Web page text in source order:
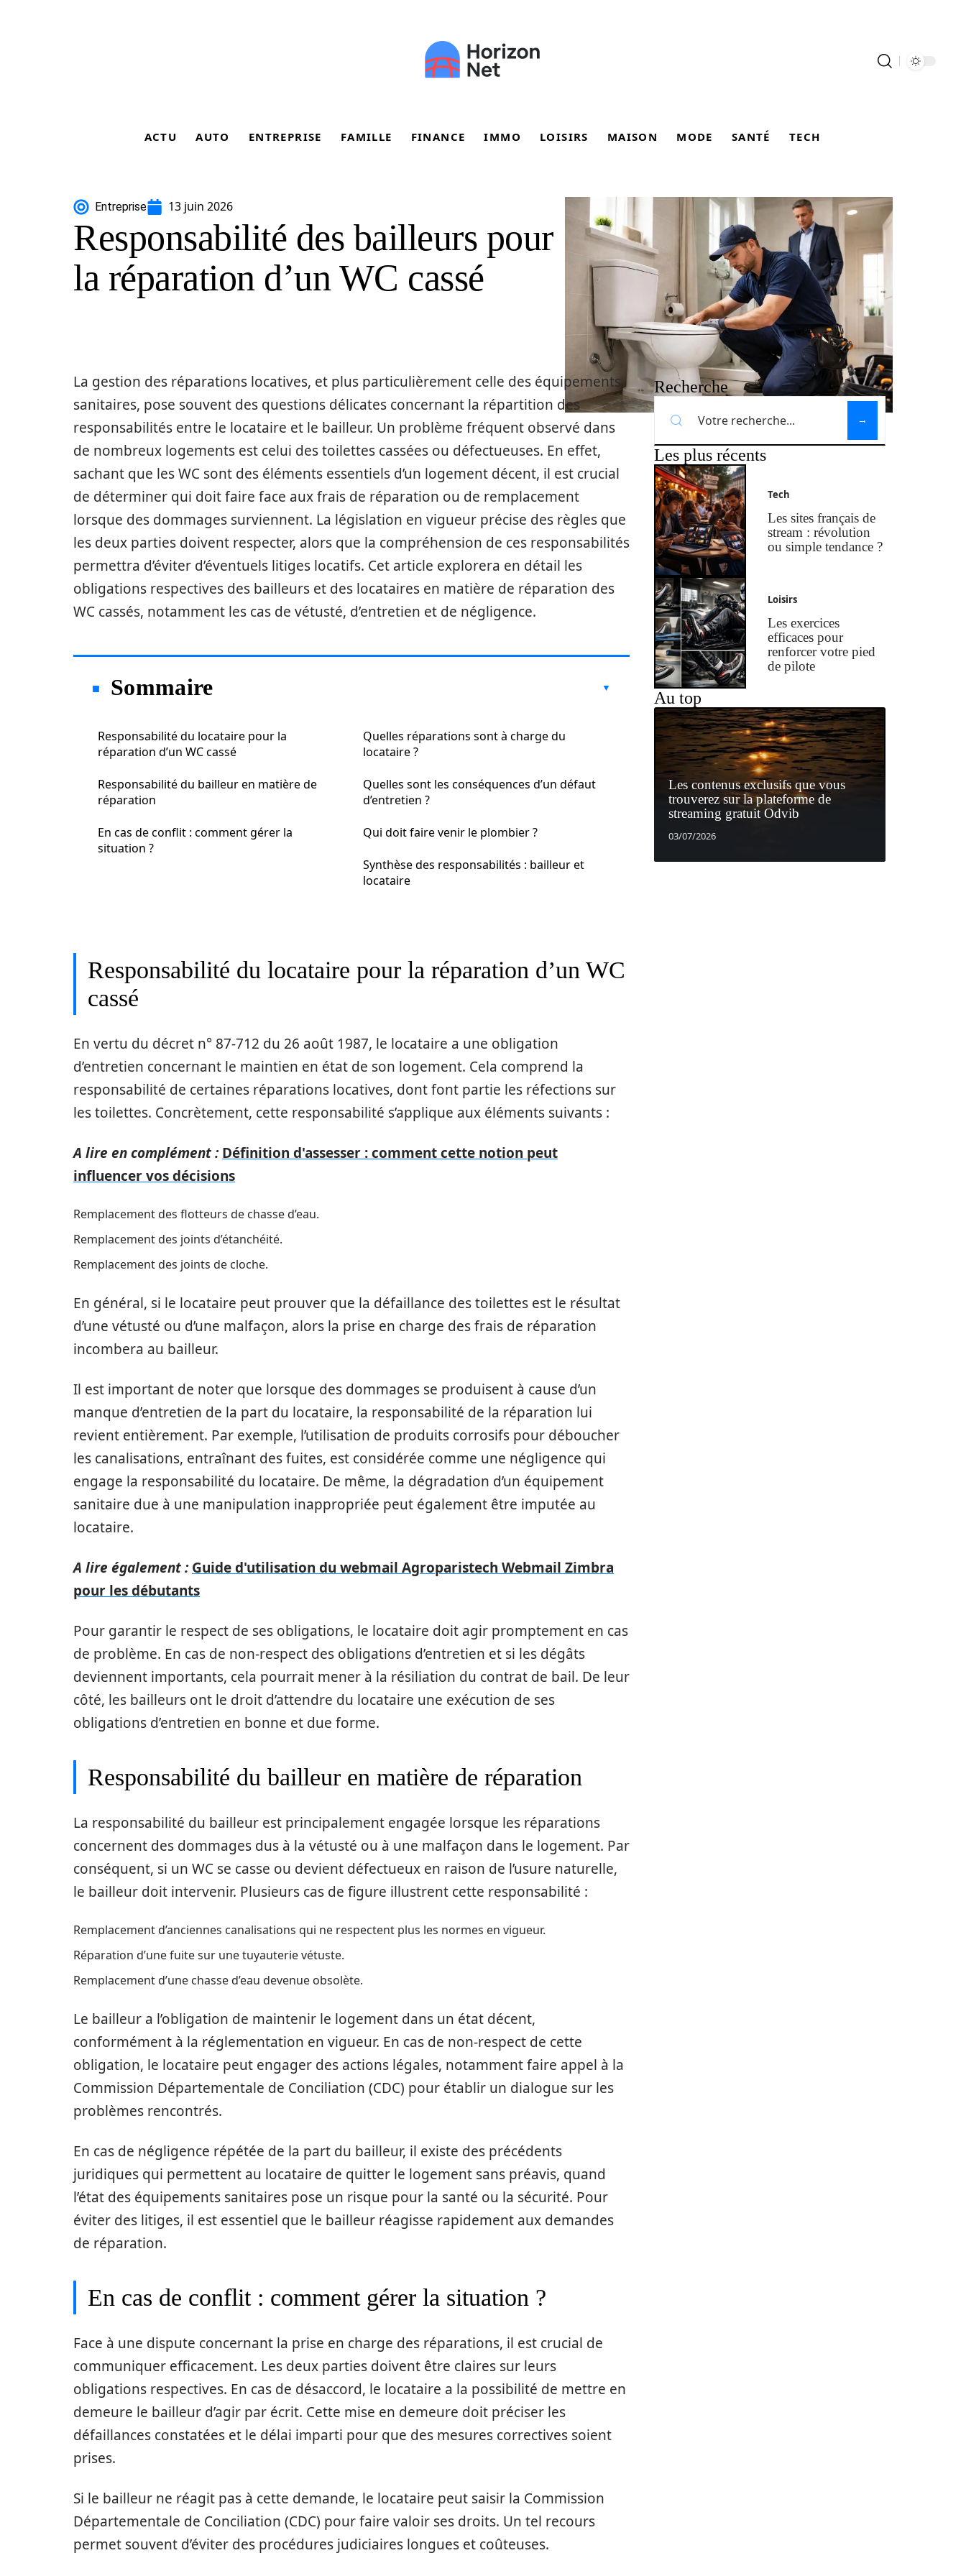
ACTU AUTO ENTREPRISE FAMILLE FINANCE IMMO LOISIRS MAISON MODE SANTÉ TECH
Entreprise 13 juin 2026
Responsabilité des bailleurs pour
la réparation d’un WC cassé
La gestion des réparations locatives, et plus particulièrement celle des équipements
sanitaires, pose souvent des questions délicates concernant la répartition des
responsabilités entre le locataire et le bailleur. Un problème fréquent observé dans
de nombreux logements est celui des toilettes cassées ou défectueuses. En effet,
sachant que les WC sont des éléments essentiels d’un logement décent, il est crucial
de déterminer qui doit faire face aux frais de réparation ou de remplacement
lorsque des dommages surviennent. La législation en vigueur précise des règles que
les deux parties doivent respecter, alors que la compréhension de ces responsabilités
permettra d’éviter d’éventuels litiges locatifs. Cet article explorera en détail les
obligations respectives des bailleurs et des locataires en matière de réparation des
WC cassés, notamment les cas de vétusté, d’entretien et de négligence.
Sommaire
Responsabilité du locataire pour la
réparation d’un WC cassé
Responsabilité du bailleur en matière de
réparation
En cas de conflit : comment gérer la
situation ?
Quelles réparations sont à charge du
locataire ?
Quelles sont les conséquences d’un défaut
d’entretien ?
Qui doit faire venir le plombier ?
Synthèse des responsabilités : bailleur et
locataire
Responsabilité du locataire pour la réparation d’un WC
cassé
En vertu du décret n° 87-712 du 26 août 1987, le locataire a une obligation
d’entretien concernant le maintien en état de son logement. Cela comprend la
responsabilité de certaines réparations locatives, dont font partie les réfections sur
les toilettes. Concrètement, cette responsabilité s’applique aux éléments suivants :
A lire en complément : Définition d'assesser : comment cette notion peut
influencer vos décisions
Remplacement des flotteurs de chasse d’eau.
Remplacement des joints d’étanchéité.
Remplacement des joints de cloche.
En général, si le locataire peut prouver que la défaillance des toilettes est le résultat
d’une vétusté ou d’une malfaçon, alors la prise en charge des frais de réparation
incombera au bailleur.
Il est important de noter que lorsque des dommages se produisent à cause d’un
manque d’entretien de la part du locataire, la responsabilité de la réparation lui
revient entièrement. Par exemple, l’utilisation de produits corrosifs pour déboucher
les canalisations, entraînant des fuites, est considérée comme une négligence qui
engage la responsabilité du locataire. De même, la dégradation d’un équipement
sanitaire due à une manipulation inappropriée peut également être imputée au
locataire.
A lire également : Guide d'utilisation du webmail Agroparistech Webmail Zimbra
pour les débutants
Pour garantir le respect de ses obligations, le locataire doit agir promptement en cas
de problème. En cas de non-respect des obligations d’entretien et si les dégâts
deviennent importants, cela pourrait mener à la résiliation du contrat de bail. De leur
côté, les bailleurs ont le droit d’attendre du locataire une exécution de ses
obligations d’entretien en bonne et due forme.
Responsabilité du bailleur en matière de réparation
La responsabilité du bailleur est principalement engagée lorsque les réparations
concernent des dommages dus à la vétusté ou à une malfaçon dans le logement. Par
conséquent, si un WC se casse ou devient défectueux en raison de l’usure naturelle,
le bailleur doit intervenir. Plusieurs cas de figure illustrent cette responsabilité :
Remplacement d’anciennes canalisations qui ne respectent plus les normes en vigueur.
Réparation d’une fuite sur une tuyauterie vétuste.
Remplacement d’une chasse d’eau devenue obsolète.
Le bailleur a l’obligation de maintenir le logement dans un état décent,
conformément à la réglementation en vigueur. En cas de non-respect de cette
obligation, le locataire peut engager des actions légales, notamment faire appel à la
Commission Départementale de Conciliation (CDC) pour établir un dialogue sur les
problèmes rencontrés.
En cas de négligence répétée de la part du bailleur, il existe des précédents
juridiques qui permettent au locataire de quitter le logement sans préavis, quand
l’état des équipements sanitaires pose un risque pour la santé ou la sécurité. Pour
éviter des litiges, il est essentiel que le bailleur réagisse rapidement aux demandes
de réparation.
En cas de conflit : comment gérer la situation ?
Face à une dispute concernant la prise en charge des réparations, il est crucial de
communiquer efficacement. Les deux parties doivent être claires sur leurs
obligations respectives. En cas de désaccord, le locataire a la possibilité de mettre en
demeure le bailleur d’agir par écrit. Cette mise en demeure doit préciser les
défaillances constatées et le délai imparti pour que des mesures correctives soient
prises.
Si le bailleur ne réagit pas à cette demande, le locataire peut saisir la Commission
Départementale de Conciliation (CDC) pour faire valoir ses droits. Un tel recours
permet souvent d’éviter des procédures judiciaires longues et coûteuses.
Recherche
Les plus récents
Tech
Les sites français de
stream : révolution
ou simple tendance ?
Loisirs
Les exercices
efficaces pour
renforcer votre pied
de pilote
Au top
Les contenus exclusifs que vous
trouverez sur la plateforme de
streaming gratuit Odvib
03/07/2026